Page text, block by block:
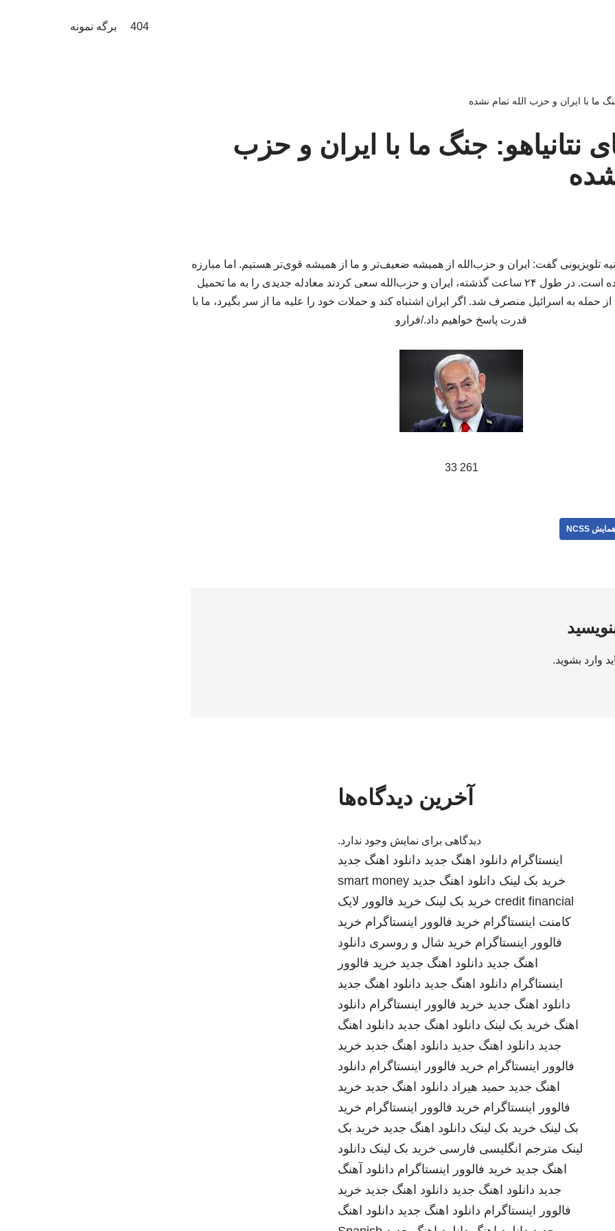
404 برگه نمونه
جنگ ما با ایران و حزب الله تمام نشده
نتانیاهو: جنگ ما با ایران و حزب
تلویزیونی گفت: ایران و حزب‌الله از همیشه ضعیف‌تر و ما از همیشه قوی‌تر هستیم. اما مبارزه
ما علیه آنها هنوز تمام نشده است. در طول ۲۴ ساعت گذشته، ایران و حزب‌الله سعی کردند معادله جدیدی را به ما تحمیل
از حمله به اسرائیل منصرف شد. اگر ایران اشتباه کند و حملات خود را علیه ما از سر بگیرد، ما با
قدرت پاسخ خواهیم داد./فرارو
261 33
همایش NCSS
وارد بشوید.
آخرین دیدگاه‌ها
دیدگاهی برای نمایش وجود ندارد.
اینستاگرام دانلود اهنگ جدید دانلود اهنگ جدید
خرید بک لینک دانلود اهنگ جدید smart money
credit financial خرید بک لینک خرید فالوور لایک
کامنت اینستاگرام خرید فالوور اینستاگرام خرید
فالوور اینستاگرام خرید شال و روسری دانلود
اهنگ جدید دانلود اهنگ جدید خرید فالوور
اینستاگرام دانلود اهنگ جدید دانلود اهنگ جدید
دانلود اهنگ جدید خرید فالوور اینستاگرام دانلود
اهنگ خرید بک لینک دانلود اهنگ جدید دانلود اهنگ
جدید دانلود اهنگ جدید دانلود اهنگ جدید خرید
فالوور اینستاگرام خرید فالوور اینستاگرام دانلود
اهنگ جدید حمید هیراد دانلود اهنگ جدید خرید
فالوور اینستاگرام خرید فالوور اینستاگرام خرید
بک لینک خرید بک لینک دانلود اهنگ جدید خرید بک
لینک مترجم انگلیسی فارسی خرید بک لینک دانلود
اهنگ جدید خرید فالوور اینستاگرام دانلود آهنگ
جدید دانلود اهنگ جدید دانلود اهنگ جدید خرید
فالوور اینستاگرام دانلود اهنگ جدید دانلود اهنگ